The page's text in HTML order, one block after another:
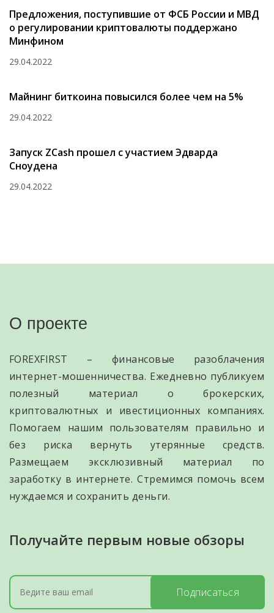
Предложения, поступившие от ФСБ России и МВД
о регулировании криптовалюты поддержано
Минфином
29.04.2022
Майнинг биткоина повысился более чем на 5%
29.04.2022
Запуск ZCash прошел с участием Эдварда
Сноудена
29.04.2022
О проекте
FOREXFIRST – финансовые разоблачения
интернет-мошенничества. Ежедневно публикуем
полезный материал о брокерских,
криптовалютных и ивестиционных компаниях.
Помогаем нашим пользователям правильно и
без риска вернуть утерянные средств.
Размещаем эксклюзивный материал по
заработку в интернете. Стремимся помочь всем
нуждаемся и сохранить деньги.
Получайте первым новые обзоры
Подписаться